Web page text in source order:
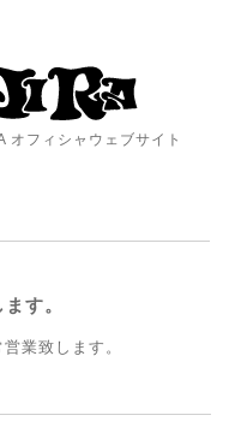
オフィシャウェブサイト
す。
業致します。